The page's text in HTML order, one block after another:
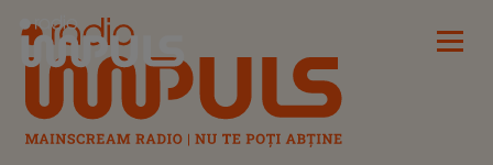
Radio Impuls